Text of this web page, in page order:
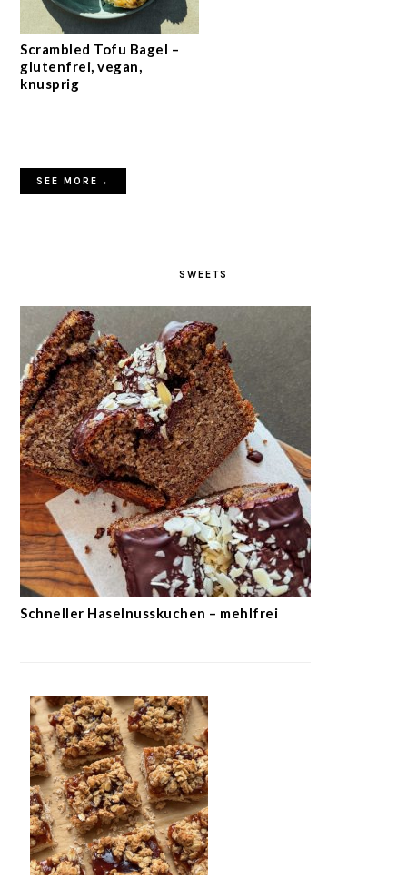
Scrambled Tofu Bagel –
glutenfrei, vegan,
knusprig
SEE MORE→
SWEETS
Schneller Haselnusskuchen – mehlfrei